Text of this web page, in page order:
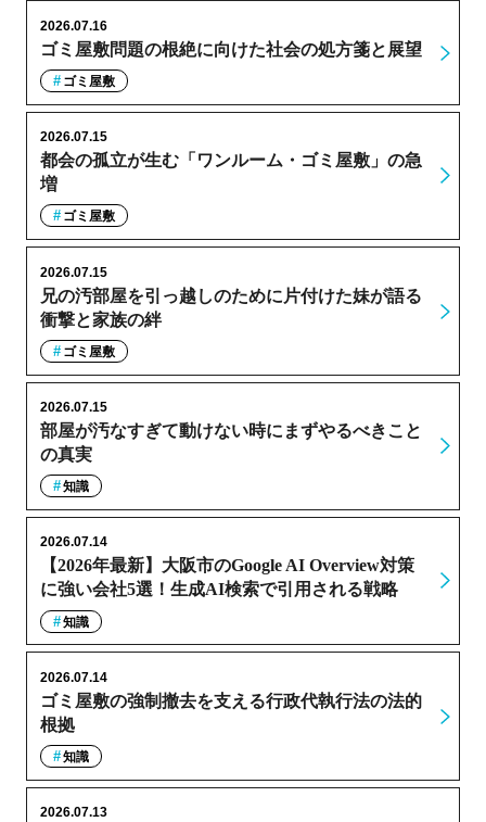
ゴミ屋敷問題の根絶に向けた社会の処方箋と展望
2026.07.16
ゴミ屋敷
都会の孤立が生む「ワンルーム・ゴミ屋敷」の急
増
2026.07.15
ゴミ屋敷
兄の汚部屋を引っ越しのために片付けた妹が語る
衝撃と家族の絆
2026.07.15
ゴミ屋敷
部屋が汚なすぎて動けない時にまずやるべきこと
の真実
2026.07.15
知識
【2026年最新】大阪市のGoogle AI Overview対策
に強い会社5選！生成AI検索で引用される戦略
2026.07.14
知識
ゴミ屋敷の強制撤去を支える行政代執行法の法的
根拠
2026.07.14
知識
2026.07.13